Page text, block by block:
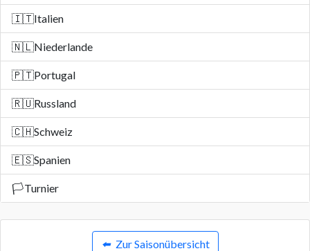
🇮🇹Italien
🇳🇱Niederlande
🇵🇹Portugal
🇷🇺Russland
🇨🇭Schweiz
🇪🇸Spanien
🏳️Turnier
⬅️ Zur Saisonübersicht